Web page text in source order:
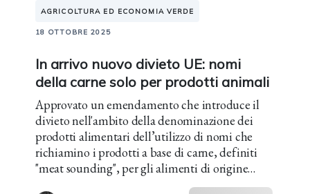
AGRICOLTURA ED ECONOMIA VERDE
18 OTTOBRE 2025
In arrivo nuovo divieto UE: nomi
della carne solo per prodotti animali
Approvato un emendamento che introduce il
divieto nell'ambito della denominazione dei
prodotti alimentari dell’utilizzo di nomi che
richiamino i prodotti a base di carne, definiti
"meat sounding", per gli alimenti di origine